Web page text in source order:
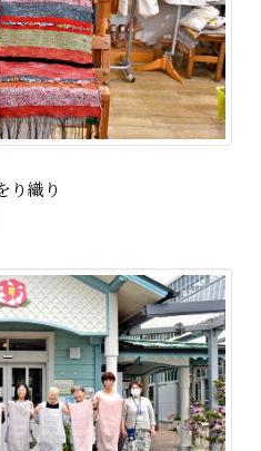
り織り